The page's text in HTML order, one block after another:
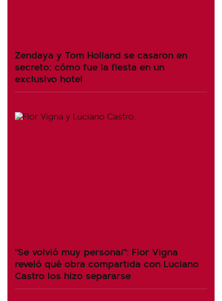
Zendaya y Tom Holland se casaron en
secreto: cómo fue la fiesta en un
exclusivo hotel
"Se volvió muy personal": Flor Vigna
reveló qué obra compartida con Luciano
Castro los hizo separarse